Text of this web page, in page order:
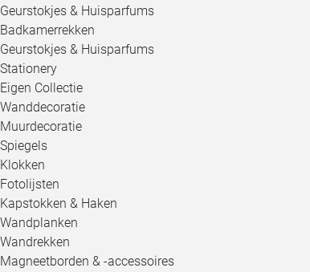
Geurstokjes & Huisparfums
Badkamerrekken
Geurstokjes & Huisparfums
Stationery
Eigen Collectie
Wanddecoratie
Muurdecoratie
Spiegels
Klokken
Fotolijsten
Kapstokken & Haken
Wandplanken
Wandrekken
Magneetborden & -accessoires